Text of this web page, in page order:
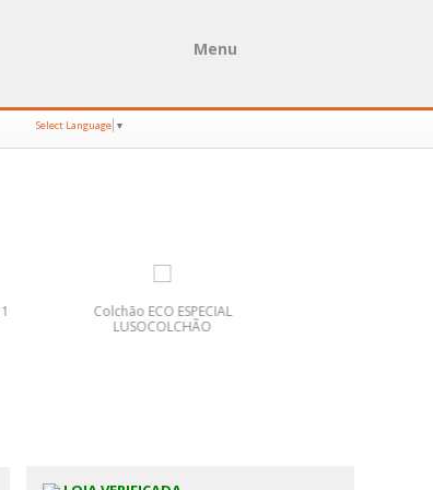
Menu
Select Language ▼
Colchão ECO ESPECIAL
LUSOCOLCHÃO